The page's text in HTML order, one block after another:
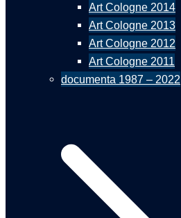
Art Cologne 2014
Art Cologne 2013
Art Cologne 2012
Art Cologne 2011
documenta 1987 – 2022